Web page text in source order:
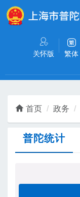
无障碍操作说明
关怀版 繁体
首页 政务
普陀统计